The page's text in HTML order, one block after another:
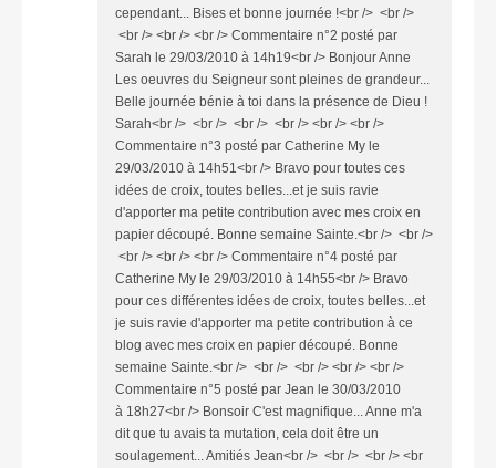
cependant... Bises et bonne journée !<br /> <br />
<br /> <br /> <br /> Commentaire n°2 posté par
Sarah le 29/03/2010 à 14h19<br /> Bonjour Anne
Les oeuvres du Seigneur sont pleines de grandeur...
Belle journée bénie à toi dans la présence de Dieu !
Sarah<br /> <br /> <br /> <br /> <br /> <br />
Commentaire n°3 posté par Catherine My le
29/03/2010 à 14h51<br /> Bravo pour toutes ces
idées de croix, toutes belles...et je suis ravie
d'apporter ma petite contribution avec mes croix en
papier découpé. Bonne semaine Sainte.<br /> <br />
<br /> <br /> <br /> Commentaire n°4 posté par
Catherine My le 29/03/2010 à 14h55<br /> Bravo
pour ces différentes idées de croix, toutes belles...et
je suis ravie d'apporter ma petite contribution à ce
blog avec mes croix en papier découpé. Bonne
semaine Sainte.<br /> <br /> <br /> <br /> <br />
Commentaire n°5 posté par Jean le 30/03/2010
à 18h27<br /> Bonsoir C'est magnifique... Anne m'a
dit que tu avais ta mutation, cela doit être un
soulagement... Amitiés Jean<br /> <br /> <br /> <br